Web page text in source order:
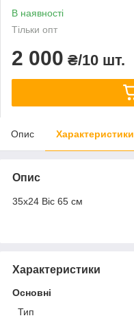
В наявності
Тільки опт
2 000 ₴/10 шт.
Опис Характеристики
Опис
35х24 Віс 65 см
Характеристики
Основні
Тип